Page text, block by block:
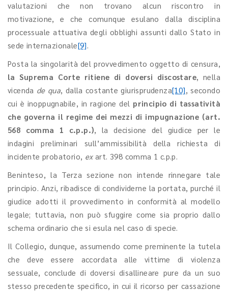
valutazioni che non trovano alcun riscontro in
motivazione, e che comunque esulano dalla disciplina
processuale attuativa degli obblighi assunti dallo Stato in
sede internazionale[9].
Posta la singolarità del provvedimento oggetto di censura,
la Suprema Corte ritiene di doversi discostare, nella
vicenda de qua, dalla costante giurisprudenza[10], secondo
cui è inoppugnabile, in ragione del principio di tassatività
che governa il regime dei mezzi di impugnazione (art.
568 comma 1 c.p.p.), la decisione del giudice per le
indagini preliminari sull’ammissibilità della richiesta di
incidente probatorio, exart. 398 comma 1 c.p.p.
Beninteso, la Terza sezione non intende rinnegare tale
principio. Anzi, ribadisce di condividerne la portata, purché il
giudice adotti il provvedimento in conformità al modello
legale; tuttavia, non può sfuggire come sia proprio dallo
schema ordinario che si esula nel caso di specie.
Il Collegio, dunque, assumendo come preminente la tutela
che deve essere accordata alle vittime di violenza
sessuale, conclude di doversi disallineare pure da un suo
stesso precedente specifico, in cui il ricorso per cassazione